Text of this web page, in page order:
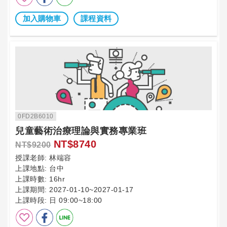
加入購物車 課程資料
0FD2B6010
兒童藝術治療理論與實務專業班
NT$9200 NT$8740
授課老師: 林端容
上課地點: 台中
上課時數: 16hr
上課期間: 2027-01-10~2027-01-17
上課時段: 日 09:00~18:00